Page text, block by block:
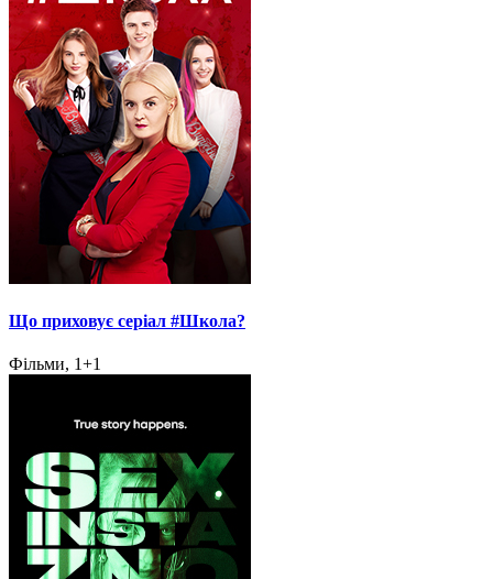
Що приховує серіал #Школа?
Фільми, 1+1